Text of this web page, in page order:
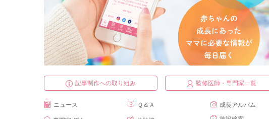
記事制作への取り組み 監修医師・専門家一覧
ニュース Ｑ＆Ａ
成長アルバム